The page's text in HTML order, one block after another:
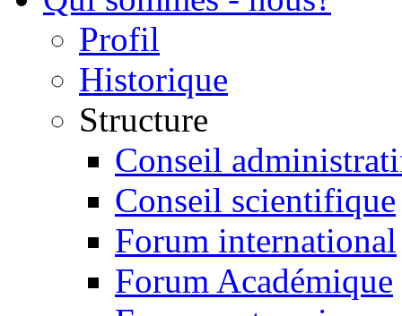
Profil
Historique
Structure
Conseil
Conseil scientifique
Forum international
Forum Académique